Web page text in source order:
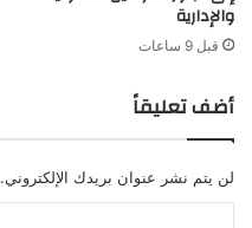
والإدارية
قبل 9 ساعات
أضف تعليقاً
لن يتم نشر عنوان بريدك الإلكتروني.